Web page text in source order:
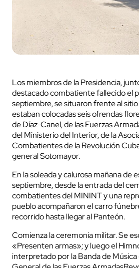
Los miembros de la Presidencia,
destacado combatiente fallecido el
septiembre, se situaron frente al
estaban colocadas seis ofrendas
de Díaz-Canel, de las Fuerzas
del Ministerio del Interior, de la
Combatientes de la Revolución
general Sotomayor.
En la soleada y calurosa mañana de
septiembre, desde la entrada del
combatientes del MININT y una
pueblo acompañaron el carro
recorrido hasta llegar al Panteón.
Comienza la ceremonia militar. Se
«Presenten armas»; y luego el
interpretado por la Banda de